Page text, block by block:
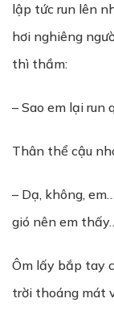
lập tức run lên
hơi nghiêng
thì thầm:
– Sao em lại run
Thân thể cậu
– Dạ, không,
gió nên em
Ôm lấy bắp tay
trời thoáng mát